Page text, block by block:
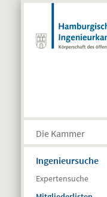
Direkt zum Inhalt
Die Kammer
Ingenieursuche
Expertensuche